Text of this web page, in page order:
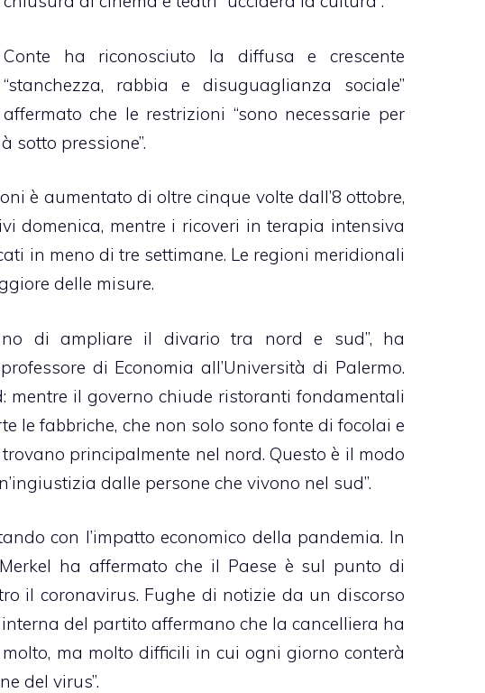
Conte ha riconosciuto la diffusa e crescente
“stanchezza, rabbia e disuguaglianza sociale”
che le restrizioni “sono necessarie per
sotto pressione”.
è aumentato di oltre cinque volte dall’8 ottobre,
domenica, mentre i ricoveri in terapia intensiva
in meno di tre settimane. Le regioni meridionali
delle misure.
di ampliare il divario tra nord e sud”, ha
di Economia all’Università di Palermo.
mentre il governo chiude ristoranti fondamentali
le fabbriche, che non solo sono fonte di focolai e
principalmente nel nord. Questo è il modo
dalle persone che vivono nel sud”.
con l’impatto economico della pandemia. In
ha affermato che il Paese è sul punto di
il coronavirus. Fughe di notizie da un discorso
del partito affermano che la cancelliera ha
ma molto difficili in cui ogni giorno conterà
del virus”.